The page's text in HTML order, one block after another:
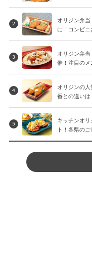
2
オリジン弁
に「コンビニ
3
オリジン弁
催！注目のメ
4
オリジンの
番との違いは
5
キッチンオ
ト！各県の